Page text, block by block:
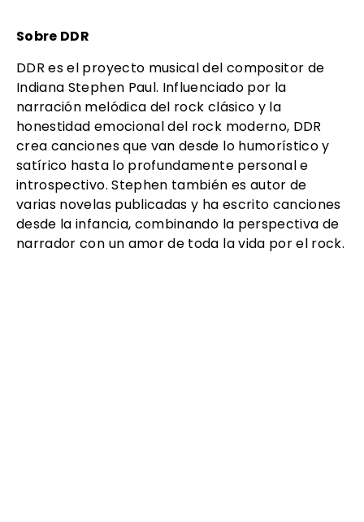
Sobre DDR
DDR es el proyecto musical del compositor de
Indiana Stephen Paul. Influenciado por la
narración melódica del rock clásico y la
honestidad emocional del rock moderno, DDR
crea canciones que van desde lo humorístico y
satírico hasta lo profundamente personal e
introspectivo. Stephen también es autor de
varias novelas publicadas y ha escrito canciones
desde la infancia, combinando la perspectiva de
narrador con un amor de toda la vida por el rock.